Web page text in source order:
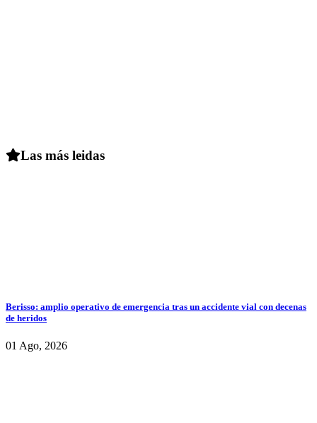
Las más leidas
Berisso: amplio operativo de emergencia tras un accidente vial con decenas
de heridos
01 Ago, 2026